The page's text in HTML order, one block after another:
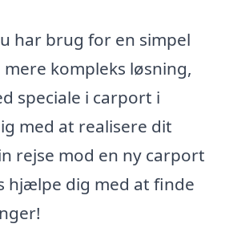
har brug for en simpel
kompleks løsning,
speciale i carport i
med at realisere dit
rejse mod en ny carport
hjælpe dig med at finde